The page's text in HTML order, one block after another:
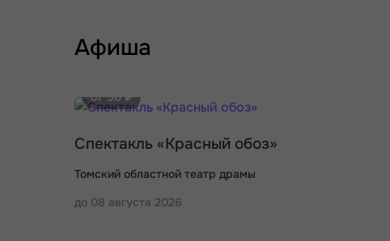
Афиша
от 50 ₽
Спектакль «Красный обоз»
Томский областной театр драмы
до 08 августа 2026